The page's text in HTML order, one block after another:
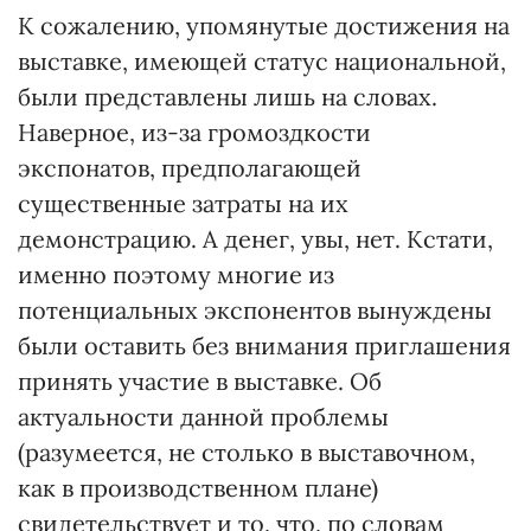
К сожалению, упомянутые достижения на
выставке, имеющей статус национальной,
были представлены лишь на словах.
Наверное, из-за громоздкости
экспонатов, предполагающей
существенные затраты на их
демонстрацию. А денег, увы, нет. Кстати,
именно поэтому многие из
потенциальных экспонентов вынуждены
были оставить без внимания приглашения
принять участие в выставке. Об
актуальности данной проблемы
(разумеется, не столько в выставочном,
как в производственном плане)
свидетельствует и то, что, по словам